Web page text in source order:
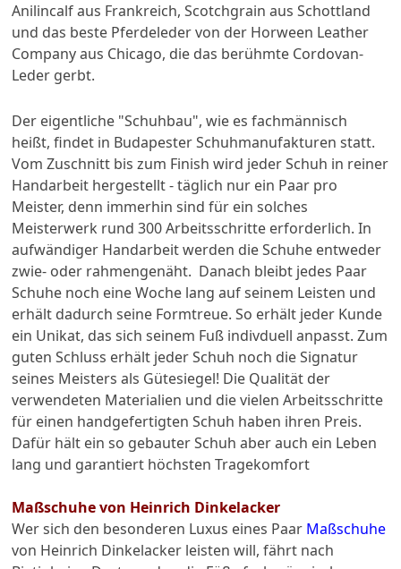
Anilincalf aus Frankreich, Scotchgrain aus Schottland
und das beste Pferdeleder von der Horween Leather
Company aus Chicago, die das berühmte Cordovan-
Leder gerbt.
Der eigentliche "Schuhbau", wie es fachmännisch
heißt, findet in Budapester Schuhmanufakturen statt.
Vom Zuschnitt bis zum Finish wird jeder Schuh in reiner
Handarbeit hergestellt - täglich nur ein Paar pro
Meister, denn immerhin sind für ein solches
Meisterwerk rund 300 Arbeitsschritte erforderlich. In
aufwändiger Handarbeit werden die Schuhe entweder
zwie- oder rahmengenäht. Danach bleibt jedes Paar
Schuhe noch eine Woche lang auf seinem Leisten und
erhält dadurch seine Formtreue. So erhält jeder Kunde
ein Unikat, das sich seinem Fuß indivduell anpasst. Zum
guten Schluss erhält jeder Schuh noch die Signatur
seines Meisters als Gütesiegel! Die Qualität der
verwendeten Materialien und die vielen Arbeitsschritte
für einen handgefertigten Schuh haben ihren Preis.
Dafür hält ein so gebauter Schuh aber auch ein Leben
lang und garantiert höchsten Tragekomfort
Maßschuhe von Heinrich Dinkelacker
Wer sich den besonderen Luxus eines Paar Maßschuhe
von Heinrich Dinkelacker leisten will, fährt nach